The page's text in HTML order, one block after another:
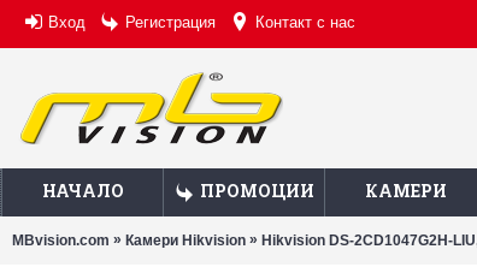
Вход Регистрация Контакт с нас
НАЧАЛО ПРОМОЦИИ КАМЕРИ
MBvision.com » Камери Hikvision » Hikvision DS-2CD1047G2H-